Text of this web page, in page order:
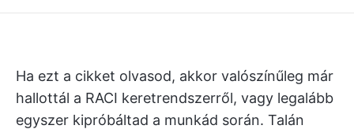
Ha ezt a cikket olvasod, akkor valószínűleg már
hallottál a RACI keretrendszerről, vagy legalább
egyszer kipróbáltad a munkád során. Talán